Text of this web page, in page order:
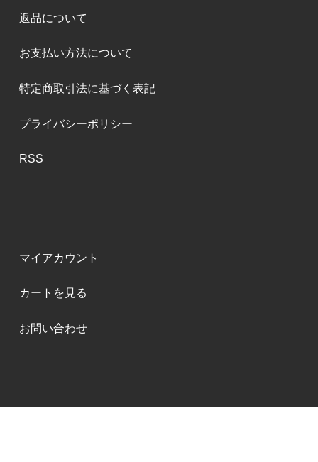
返品について
お支払い方法について
特定商取引法に基づく表記
プライバシーポリシー
RSS
マイアカウント
カートを見る
お問い合わせ